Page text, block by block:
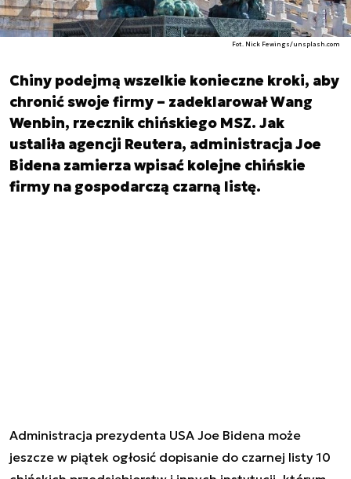
Fot. Nick Fewings/unsplash.com
Chiny podejmą wszelkie konieczne kroki, aby
chronić swoje firmy – zadeklarował Wang
Wenbin, rzecznik chińskiego MSZ. Jak
ustaliła agencji Reutera, administracja Joe
Bidena zamierza wpisać kolejne chińskie
firmy na gospodarczą czarną listę.
Administracja prezydenta USA Joe Bidena może
jeszcze w piątek ogłosić dopisanie do czarnej listy 10